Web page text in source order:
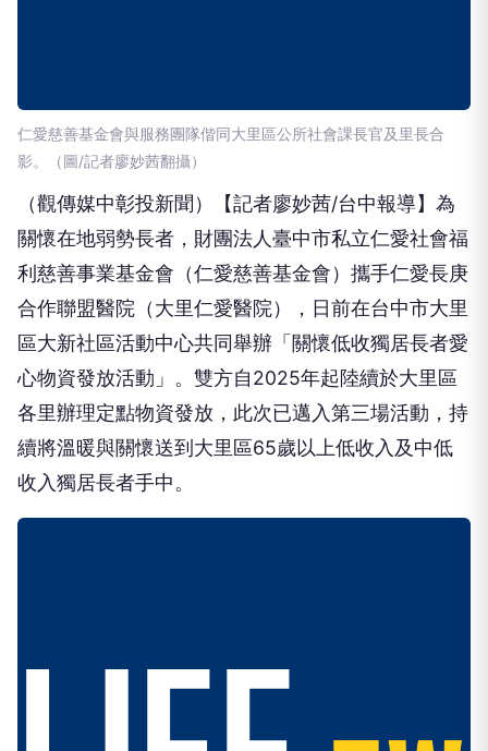
仁愛慈善基金會與服務團隊偕同大里區公所社會課長官及里長合
影。（圖/記者廖妙茜翻攝）
（觀傳媒中彰投新聞）【記者廖妙茜/台中報導】為
關懷在地弱勢長者，財團法人臺中市私立仁愛社會福
利慈善事業基金會（仁愛慈善基金會）攜手仁愛長庚
合作聯盟醫院（大里仁愛醫院），日前在台中市大里
區大新社區活動中心共同舉辦「關懷低收獨居長者愛
心物資發放活動」。雙方自2025年起陸續於大里區
各里辦理定點物資發放，此次已邁入第三場活動，持
續將溫暖與關懷送到大里區65歲以上低收入及中低
收入獨居長者手中。